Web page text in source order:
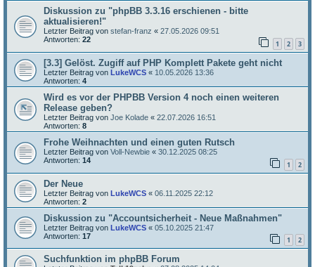
Diskussion zu "phpBB 3.3.16 erschienen - bitte
aktualisieren!"
Letzter Beitrag von stefan-franz « 27.05.2026 09:51
Antworten: 22 1 2 3
[3.3] Gelöst. Zugiff auf PHP Komplett Pakete geht nicht
Letzter Beitrag von LukeWCS « 10.05.2026 13:36
Antworten: 4
Wird es vor der PHPBB Version 4 noch einen weiteren
Release geben?
Letzter Beitrag von Joe Kolade « 22.07.2026 16:51
Antworten: 8
Frohe Weihnachten und einen guten Rutsch
Letzter Beitrag von Voll-Newbie « 30.12.2025 08:25
Antworten: 14 1 2
Der Neue
Letzter Beitrag von LukeWCS « 06.11.2025 22:12
Antworten: 2
Diskussion zu "Accountsicherheit - Neue Maßnahmen"
Letzter Beitrag von LukeWCS « 05.10.2025 21:47
Antworten: 17 1 2
Suchfunktion im phpBB Forum